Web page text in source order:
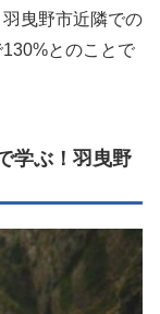
曳野市近隣での
とのことで
学ぶ！羽曳野